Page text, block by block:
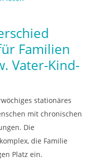
Familien
Vater-Kind-
stationäres
mit chronischen
Die
die Familie
Platz ein.